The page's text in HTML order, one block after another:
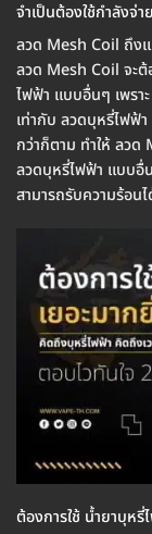
จำเป็นต้องใช้กำลังจ่
ลวด Mesh Coil ถึงแ
ลวด Mesh Coil จะต้
ไฟฟ้า แบบอื่นๆ เพรา
เท่ากับ ลวดบุหรี่ไฟฟ้
กว่าก็ตาม ทำให้ ลวด
ลวดบุหรี่ไฟฟ้า แบบอื่
สามารถรับความร้อน
ต้องการใช้ น้ำยาบุหรี่